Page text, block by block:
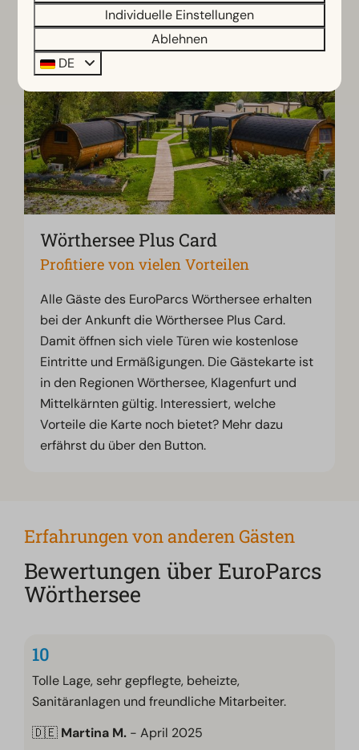
Wörthersee Plus Card
Profitiere von vielen Vorteilen
Alle Gäste des EuroParcs Wörthersee erhalten
bei der Ankunft die Wörthersee Plus Card.
Damit öffnen sich viele Türen wie kostenlose
Eintritte und Ermäßigungen. Die Gästekarte ist
in den Regionen Wörthersee, Klagenfurt und
Mittelkärnten gültig. Interessiert, welche
Vorteile die Karte noch bietet? Mehr dazu
erfährst du über den Button.
Erfahrungen von anderen Gästen
Bewertungen über EuroParcs
Wörthersee
10
Tolle Lage, sehr gepflegte, beheizte,
Sanitäranlagen und freundliche Mitarbeiter.
🇩🇪 Martina M. - April 2025
Individuelle Einstellungen
Ablehnen
DE